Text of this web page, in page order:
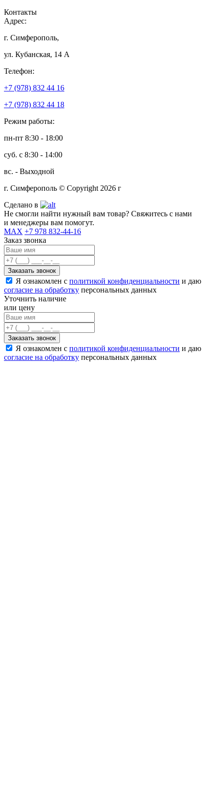
Контакты
Адрес:
г. Симферополь,
ул. Кубанская, 14 А
Телефон:
+7 (978) 832 44 16
+7 (978) 832 44 18
Режим работы:
пн-пт 8:30 - 18:00
суб. с 8:30 - 14:00
вс. - Выходной
г. Симферополь © Copyright 2026 г
Сделано в
Не смогли найти нужный вам товар? Свяжитесь с нами
и менеджеры вам помогут.
MAX +7 978 832-44-16
Заказ звонка
Я ознакомлен с политикой конфиденциальности и даю
согласие на обработку персональных данных
Уточнить наличие
или цену
Я ознакомлен с политикой конфиденциальности и даю
согласие на обработку персональных данных